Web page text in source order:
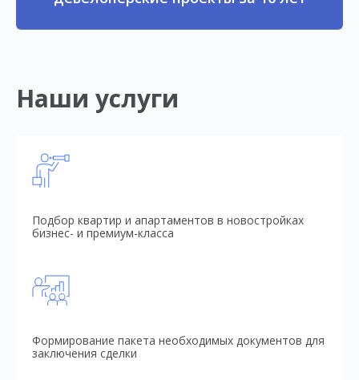
Наши услуги
Подбор квартир и апартаментов в новостройках
бизнес- и премиум-класса
Формирование пакета необходимых документов для
заключения сделки